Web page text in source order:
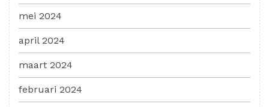
mei 2024
april 2024
maart 2024
februari 2024